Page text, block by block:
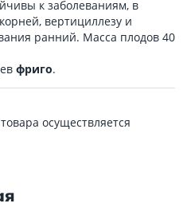
к заболеваниям, в
вертициллезу и
ранний. Масса плодов 40
фриго.
осуществляется